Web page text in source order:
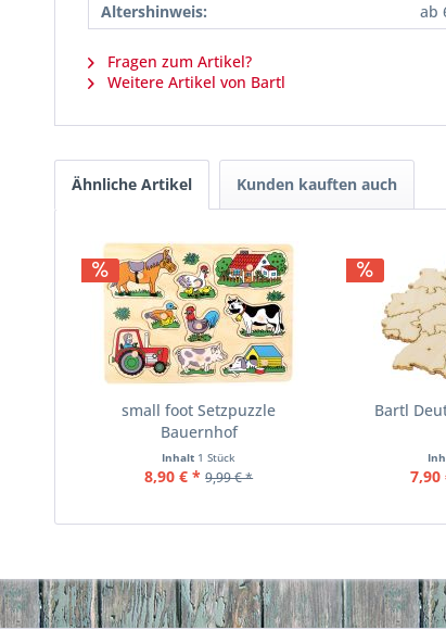
Altershinweis: ab
Fragen zum Artikel?
Weitere Artikel von Bartl
Ähnliche Artikel Kunden kauften auch
small foot Setzpuzzle
Bauernhof
Inhalt 1 Stück
8,90 € * 9,99 € *
Bartl
7,90